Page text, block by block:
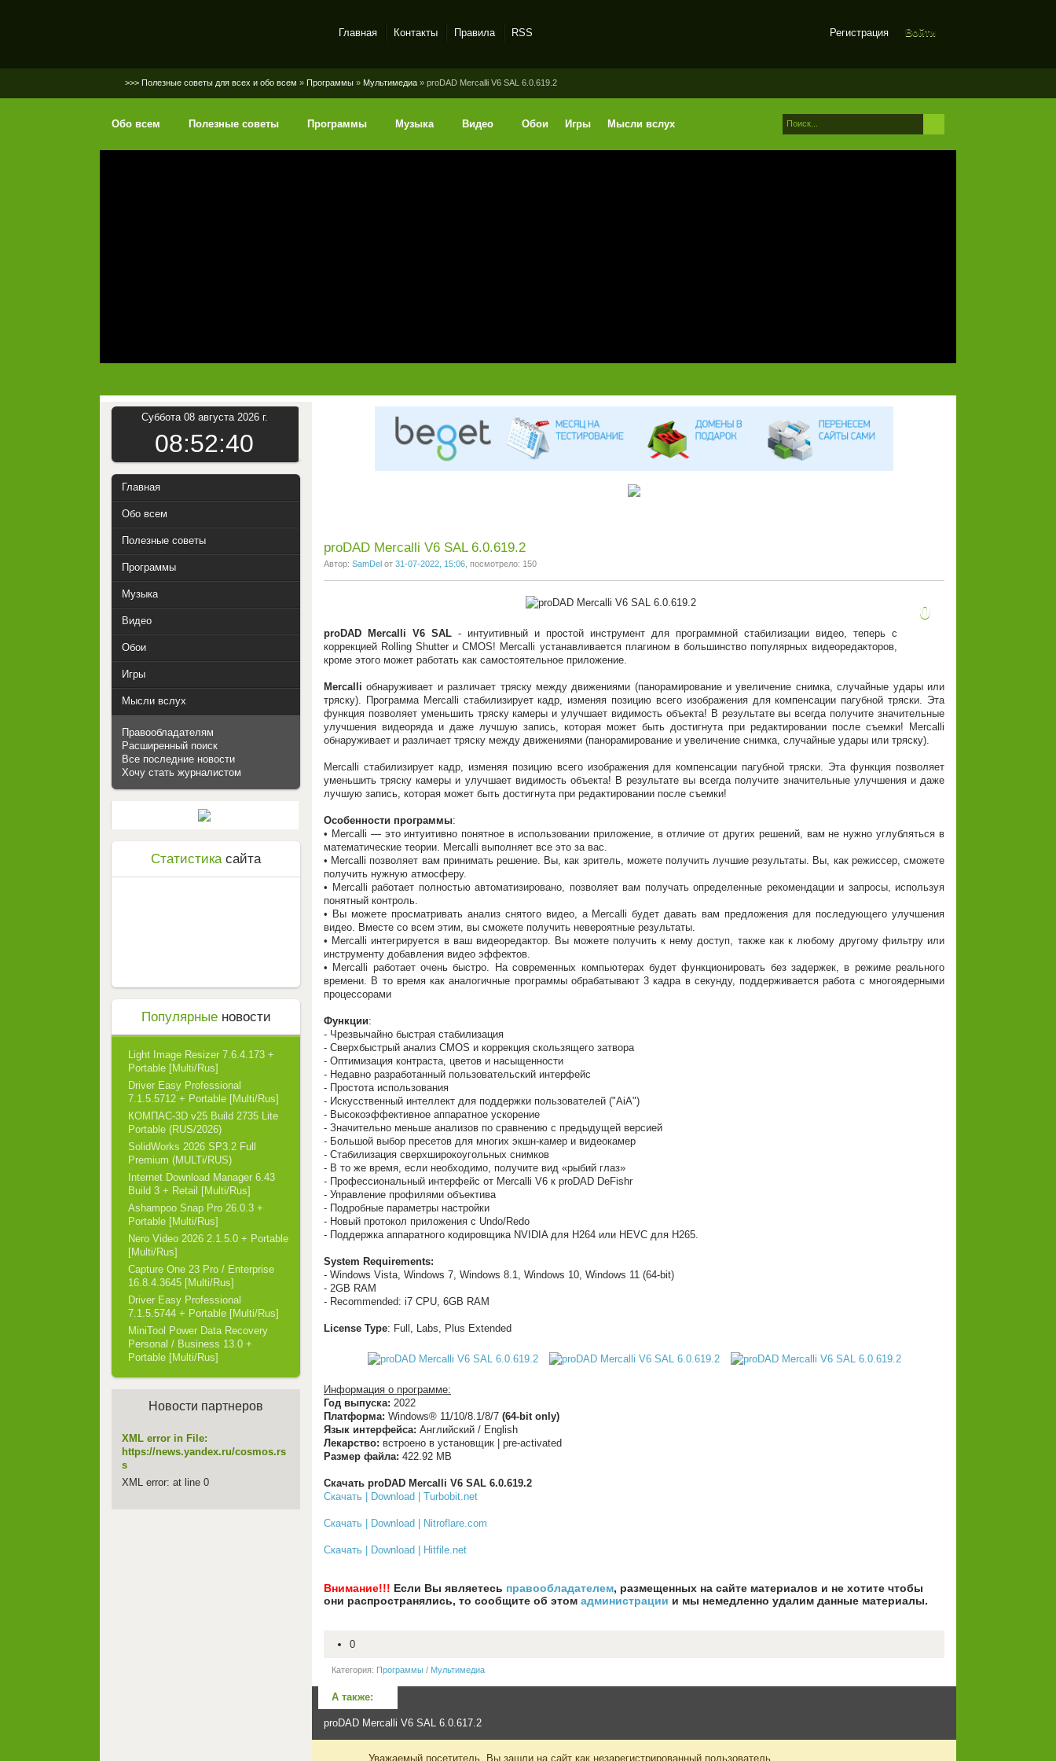
Регистрация Войти
Главная Контакты Правила RSS
>>> Полезные советы для всех и обо всем » Программы » Мультимедиа » proDAD Mercalli V6 SAL 6.0.619.2
Обо всем Полезные советы Программы Музыка Видео Обои Игры Мысли вслух
proDAD Mercalli V6 SAL 6.0.619.2
Автор: SamDel от 31-07-2022, 15:06 , посмотрело: 150
0
proDAD Mercalli V6 SAL - интуитивный и простой инструмент для программной стабилизации видео, теперь с
коррекцией Rolling Shutter и CMOS! Mercalli устанавливается плагином в большинство популярных видеоредакторов,
кроме этого может работать как самостоятельное приложение.
Mercalliобнаруживает и различает тряску между движениями (панорамирование и увеличение снимка, случайные удары или
тряску). Программа Mercalli стабилизирует кадр, изменяя позицию всего изображения для компенсации пагубной тряски. Эта
функция позволяет уменьшить тряску камеры и улучшает видимость объекта! В результате вы всегда получите значительные
улучшения видеоряда и даже лучшую запись, которая может быть достигнута при редактировании после съемки! Mercalli
обнаруживает и различает тряску между движениями (панорамирование и увеличение снимка, случайные удары или тряску).
Mercalli стабилизирует кадр, изменяя позицию всего изображения для компенсации пагубной тряски. Эта функция позволяет
уменьшить тряску камеры и улучшает видимость объекта! В результате вы всегда получите значительные улучшения и даже
лучшую запись, которая может быть достигнута при редактировании после съемки!
Особенности программы:
• Mercalli — это интуитивно понятное в использовании приложение, в отличие от других решений, вам не нужно углубляться в
математические теории. Mercalli выполняет все это за вас.
• Mercalli позволяет вам принимать решение. Вы, как зритель, можете получить лучшие результаты. Вы, как режиссер, сможете
получить нужную атмосферу.
• Mercalli работает полностью автоматизировано, позволяет вам получать определенные рекомендации и запросы, используя
понятный контроль.
• Вы можете просматривать анализ снятого видео, а Mercalli будет давать вам предложения для последующего улучшения
видео. Вместе со всем этим, вы сможете получить невероятные результаты.
• Mercalli интегрируется в ваш видеоредактор. Вы можете получить к нему доступ, также как к любому другому фильтру или
инструменту добавления видео эффектов.
• Mercalli работает очень быстро. На современных компьютерах будет функционировать без задержек, в режиме реального
времени. В то время как аналогичные программы обрабатывают 3 кадра в секунду, поддерживается работа с многоядерными
процессорами
Функции:
- Чрезвычайно быстрая стабилизация
- Сверхбыстрый анализ CMOS и коррекция скользящего затвора
- Оптимизация контраста, цветов и насыщенности
- Недавно разработанный пользовательский интерфейс
- Простота использования
- Искусственный интеллект для поддержки пользователей ("AiA")
- Высокоэффективное аппаратное ускорение
- Значительно меньше анализов по сравнению с предыдущей версией
- Большой выбор пресетов для многих экшн-камер и видеокамер
- Стабилизация сверхширокоугольных снимков
- В то же время, если необходимо, получите вид «рыбий глаз»
- Профессиональный интерфейс от Mercalli V6 к proDAD DeFishr
- Управление профилями объектива
- Подробные параметры настройки
- Новый протокол приложения с Undo/Redo
- Поддержка аппаратного кодировщика NVIDIA для H264 или HEVC для H265.
System Requirements:
- Windows Vista, Windows 7, Windows 8.1, Windows 10, Windows 11 (64-bit)
- 2GB RAM
- Recommended: i7 CPU, 6GB RAM
License Type: Full, Labs, Plus Extended
Информация о программе:
Год выпуска: 2022
Платформа: Windows® 11/10/8.1/8/7 (64-bit only)
Язык интерфейса: Английский / English
Лекарство: встроено в установщик | pre-activated
Размер файла: 422.92 MB
Скачать proDAD Mercalli V6 SAL 6.0.619.2
Скачать | Download | Turbobit.net
Скачать | Download | Nitroflare.com
Скачать | Download | Hitfile.net
Внимание!!! Если Вы являетесь правообладателем, размещенных на сайте материалов и не хотите чтобы
они распространялись, то сообщите об этом администрации и мы немедленно удалим данные материалы.
0
Категория: Программы / Мультимедиа
А также:
proDAD Mercalli V6 SAL 6.0.617.2
Уважаемый посетитель, Вы зашли на сайт как незарегистрированный пользователь.
Суббота 08 августа 2026 г.
08:52:41
Главная
Обо всем
Полезные советы
Программы
Музыка
Видео
Обои
Игры
Мысли вслух
Правообладателям
Расширенный поиск
Все последние новости
Хочу стать журналистом
Статистикасайта
Популярныеновости
Light Image Resizer 7.6.4.173 +
Portable [Multi/Rus]
Driver Easy Professional
7.1.5.5712 + Portable [Multi/Rus]
КОМПАС-3D v25 Build 2735 Lite
Portable (RUS/2026)
SolidWorks 2026 SP3.2 Full
Premium (MULTi/RUS)
Internet Download Manager 6.43
Build 3 + Retail [Multi/Rus]
Ashampoo Snap Pro 26.0.3 +
Portable [Multi/Rus]
Nero Video 2026 2.1.5.0 + Portable
[Multi/Rus]
Capture One 23 Pro / Enterprise
16.8.4.3645 [Multi/Rus]
Driver Easy Professional
7.1.5.5744 + Portable [Multi/Rus]
MiniTool Power Data Recovery
Personal / Business 13.0 +
Portable [Multi/Rus]
Новости партнеров
XML error in File:
https://news.yandex.ru/cosmos.rs
s
XML error: at line 0